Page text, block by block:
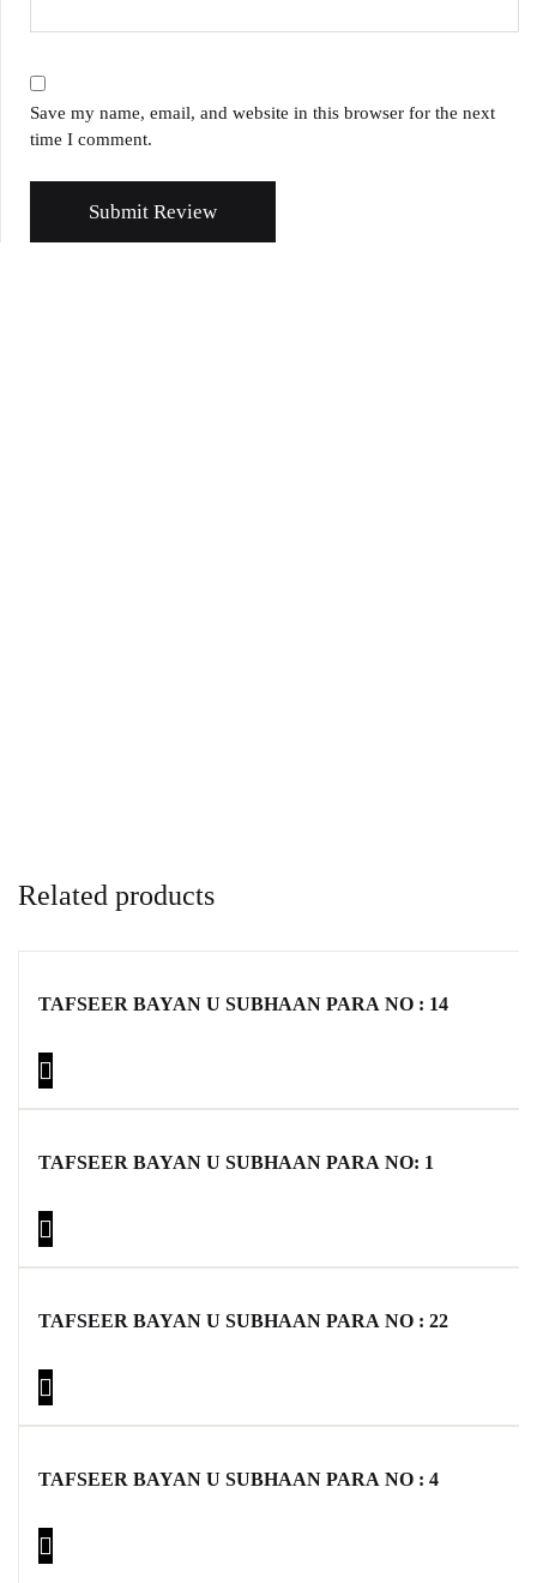
Save my name, email, and website in this browser for the next
time I comment.
Submit Review
Related products
TAFSEER BAYAN U SUBHAAN PARA NO : 14
TAFSEER BAYAN U SUBHAAN PARA NO: 1
TAFSEER BAYAN U SUBHAAN PARA NO : 22
TAFSEER BAYAN U SUBHAAN PARA NO : 4